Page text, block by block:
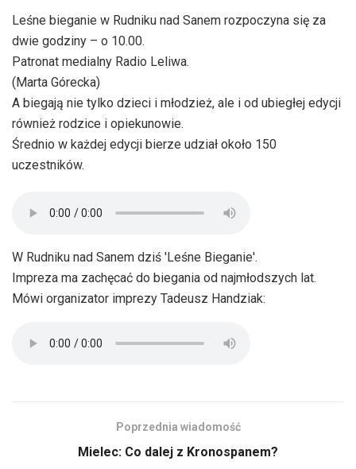
Leśne bieganie w Rudniku nad Sanem rozpoczyna się za
dwie godziny – o 10.00.
Patronat medialny Radio Leliwa.
(Marta Górecka)
A biegają nie tylko dzieci i młodzież, ale i od ubiegłej edycji
również rodzice i opiekunowie.
Średnio w każdej edycji bierze udział około 150
uczestników.
W Rudniku nad Sanem dziś 'Leśne Bieganie'.
Impreza ma zachęcać do biegania od najmłodszych lat.
Mówi organizator imprezy Tadeusz Handziak:
Poprzednia wiadomość
Mielec: Co dalej z Kronospanem?